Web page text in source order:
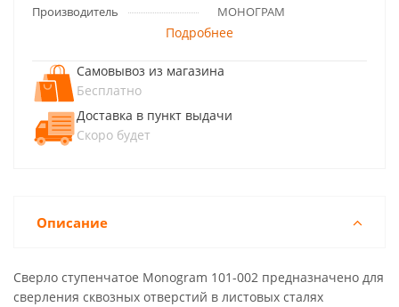
Производитель МОНОГРАМ
Подробнее
Самовывоз из магазина
Бесплатно
Доставка в пункт выдачи
Скоро будет
Описание
Сверло ступенчатое Monogram 101-002 предназначено для
сверления сквозных отверстий в листовых сталях